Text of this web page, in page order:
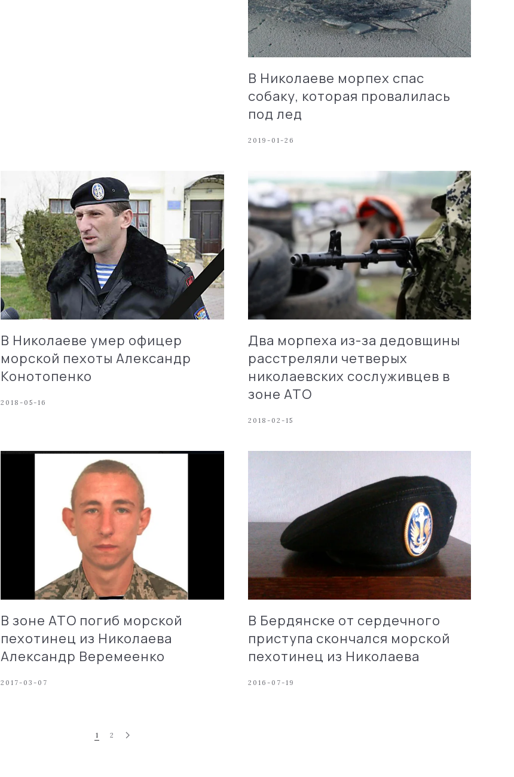
В Николаеве морпех спас
собаку, которая провалилась
под лед
2019-01-26
В Николаеве умер офицер
морской пехоты Александр
Конотопенко
2018-05-16
Два морпеха из-за дедовщины
расстреляли четверых
николаевских сослуживцев в
зоне АТО
2018-02-15
В зоне АТО погиб морской
пехотинец из Николаева
Александр Веремеенко
2017-03-07
В Бердянске от сердечного
приступа скончался морской
пехотинец из Николаева
2016-07-19
1 2